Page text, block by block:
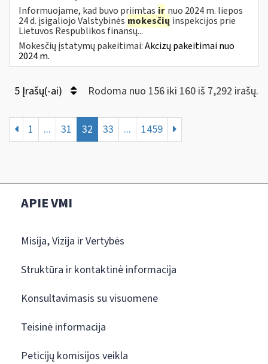
Informuojame, kad buvo priimtas ir nuo 2024 m. liepos
24 d. įsigaliojo Valstybinės mokesčių inspekcijos prie
Lietuvos Respublikos finansų...
Mokesčių įstatymų pakeitimai:Akcizų pakeitimai nuo
2024 m.
5 Įrašų(-ai) Rodoma nuo 156 iki 160 iš 7,292 irašų.
1 ... 31 32 33 ... 1459
APIE VMI
Misija, Vizija ir Vertybės
Struktūra ir kontaktinė informacija
Konsultavimasis su visuomene
Teisinė informacija
Peticijų komisijos veikla